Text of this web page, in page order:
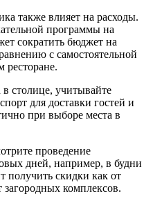
также влияет на расходы.
программы на
сократить бюджет на
с самостоятельной
ресторане.
столице, учитывайте
для доставки гостей и
при выборе места в
проведение
дней, например, в будни
получить скидки как от
комплексов.